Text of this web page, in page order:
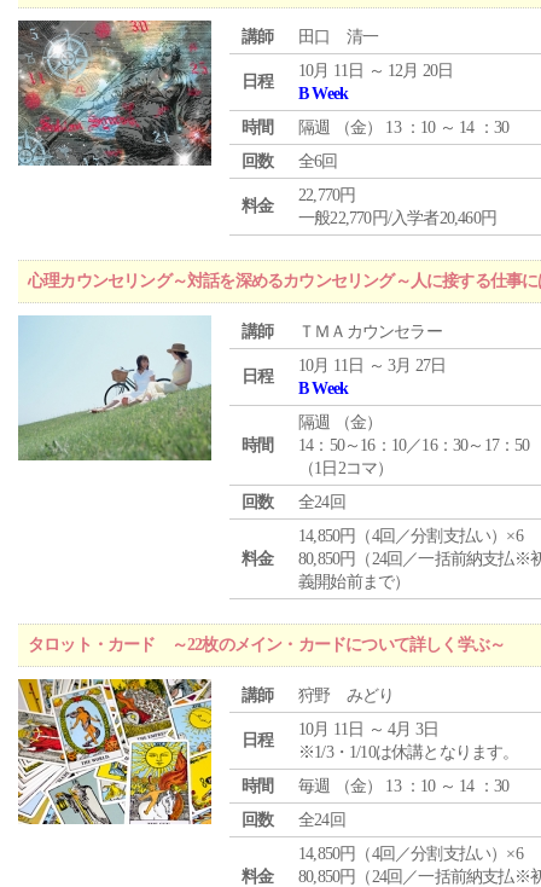
講師 田口 清一
日程
10月 11日 ～ 12月 20日
B Week
時間
隔週 （金） 13 ：10 ～ 14 ：30
回数
全6回
料金
22,770円
一般22,770円/入学者20,460円
心理カウンセリング～対話を深めるカウンセリング～人に接する仕事
講師 ＴＭＡカウンセラー
日程
10月 11日 ～ 3月 27日
B Week
時間
隔週 （金）
14：50～16：10／16：30～17：50
（1日2コマ）
回数
全24回
料金
14,850円（4回／分割支払い）×6
80,850円（24回／一括前納支払※
義開始前まで）
タロット・カード ～22枚のメイン・カードについて詳しく学ぶ～
講師 狩野 みどり
日程
10月 11日 ～ 4月 3日
※1/3・1/10は休講となります。
時間
毎週 （金） 13 ：10 ～ 14 ：30
回数
全24回
料金
14,850円（4回／分割支払い）×6
80,850円（24回／一括前納支払※